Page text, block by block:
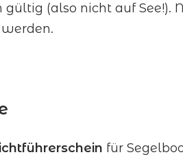
(also nicht auf See!).
für